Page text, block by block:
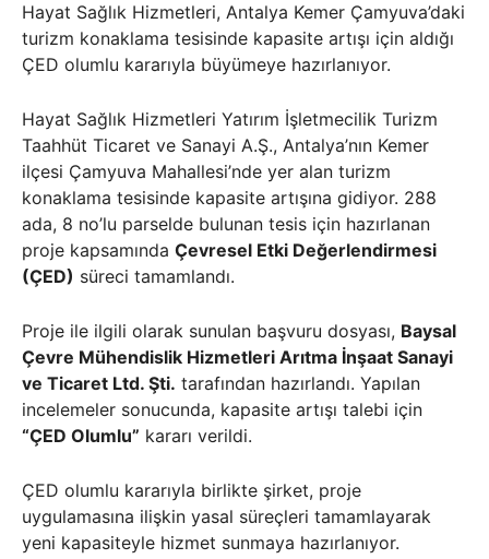
Hayat Sağlık Hizmetleri, Antalya Kemer Çamyuva’daki
turizm konaklama tesisinde kapasite artışı için aldığı
ÇED olumlu kararıyla büyümeye hazırlanıyor.
Hayat Sağlık Hizmetleri Yatırım İşletmecilik Turizm
Taahhüt Ticaret ve Sanayi A.Ş., Antalya’nın Kemer
ilçesi Çamyuva Mahallesi’nde yer alan turizm
konaklama tesisinde kapasite artışına gidiyor. 288
ada, 8 no’lu parselde bulunan tesis için hazırlanan
proje kapsamında Çevresel Etki Değerlendirmesi
(ÇED) süreci tamamlandı.
Proje ile ilgili olarak sunulan başvuru dosyası, Baysal
Çevre Mühendislik Hizmetleri Arıtma İnşaat Sanayi
ve Ticaret Ltd. Şti. tarafından hazırlandı. Yapılan
incelemeler sonucunda, kapasite artışı talebi için
“ÇED Olumlu” kararı verildi.
ÇED olumlu kararıyla birlikte şirket, proje
uygulamasına ilişkin yasal süreçleri tamamlayarak
yeni kapasiteyle hizmet sunmaya hazırlanıyor.